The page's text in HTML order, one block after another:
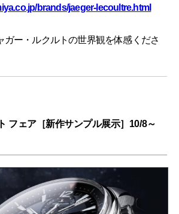
brands/jaeger-lecoultre.html
ガー・ルクルトの世界観を体感くださ
フェア［新作サンプル展示］10/8～